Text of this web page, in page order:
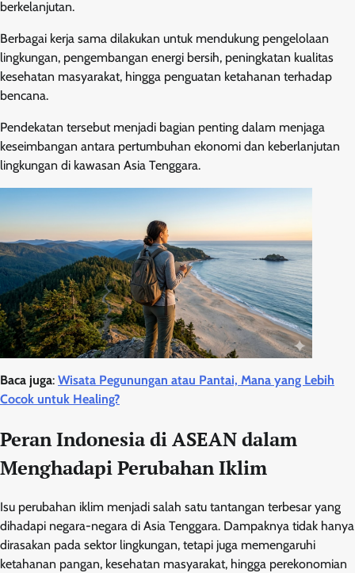
berkelanjutan.
Berbagai kerja sama dilakukan untuk mendukung pengelolaan
lingkungan, pengembangan energi bersih, peningkatan kualitas
kesehatan masyarakat, hingga penguatan ketahanan terhadap
bencana.
Pendekatan tersebut menjadi bagian penting dalam menjaga
keseimbangan antara pertumbuhan ekonomi dan keberlanjutan
lingkungan di kawasan Asia Tenggara.
Baca juga: Wisata Pegunungan atau Pantai, Mana yang Lebih
Cocok untuk Healing?
Peran Indonesia di ASEAN dalam
Menghadapi Perubahan Iklim
Isu perubahan iklim menjadi salah satu tantangan terbesar yang
dihadapi negara-negara di Asia Tenggara. Dampaknya tidak hanya
dirasakan pada sektor lingkungan, tetapi juga memengaruhi
ketahanan pangan, kesehatan masyarakat, hingga perekonomian